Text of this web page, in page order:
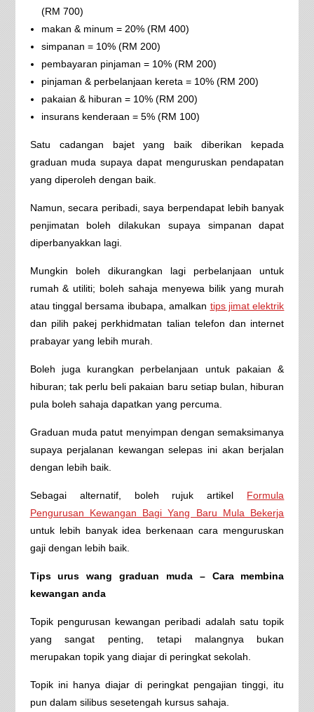
(RM 700)
makan & minum = 20% (RM 400)
simpanan = 10% (RM 200)
pembayaran pinjaman = 10% (RM 200)
pinjaman & perbelanjaan kereta = 10% (RM 200)
pakaian & hiburan = 10% (RM 200)
insurans kenderaan = 5% (RM 100)
Satu cadangan bajet yang baik diberikan kepada
graduan muda supaya dapat menguruskan pendapatan
yang diperoleh dengan baik.
Namun, secara peribadi, saya berpendapat lebih banyak
penjimatan boleh dilakukan supaya simpanan dapat
diperbanyakkan lagi.
Mungkin boleh dikurangkan lagi perbelanjaan untuk
rumah & utiliti; boleh sahaja menyewa bilik yang murah
atau tinggal bersama ibubapa, amalkan tips jimat elektrik
dan pilih pakej perkhidmatan talian telefon dan internet
prabayar yang lebih murah.
Boleh juga kurangkan perbelanjaan untuk pakaian &
hiburan; tak perlu beli pakaian baru setiap bulan, hiburan
pula boleh sahaja dapatkan yang percuma.
Graduan muda patut menyimpan dengan semaksimanya
supaya perjalanan kewangan selepas ini akan berjalan
dengan lebih baik.
Sebagai alternatif, boleh rujuk artikel Formula
Pengurusan Kewangan Bagi Yang Baru Mula Bekerja
untuk lebih banyak idea berkenaan cara menguruskan
gaji dengan lebih baik.
Tips urus wang graduan muda – Cara membina
kewangan anda
Topik pengurusan kewangan peribadi adalah satu topik
yang sangat penting, tetapi malangnya bukan
merupakan topik yang diajar di peringkat sekolah.
Topik ini hanya diajar di peringkat pengajian tinggi, itu
pun dalam silibus sesetengah kursus sahaja.